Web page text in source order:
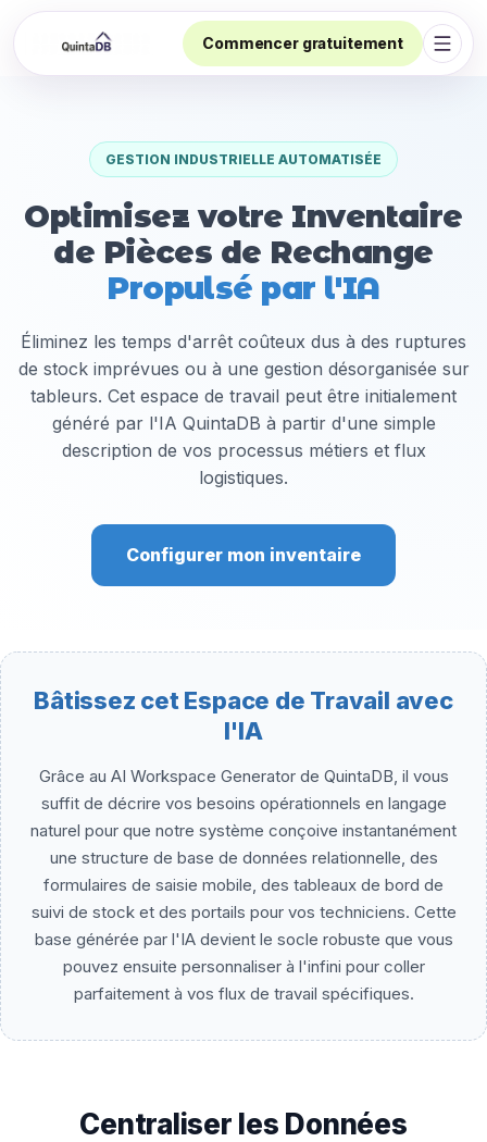
Commencer gratuitement
GESTION INDUSTRIELLE AUTOMATISÉE
Optimisez votre Inventaire
de Pièces de Rechange
Propulsé par l'IA
Éliminez les temps d'arrêt coûteux dus à des ruptures
de stock imprévues ou à une gestion désorganisée sur
tableurs. Cet espace de travail peut être initialement
généré par l'IA QuintaDB à partir d'une simple
description de vos processus métiers et flux
logistiques.
Configurer mon inventaire
Bâtissez cet Espace de Travail avec
l'IA
Grâce au AI Workspace Generator de QuintaDB, il vous
suffit de décrire vos besoins opérationnels en langage
naturel pour que notre système conçoive instantanément
une structure de base de données relationnelle, des
formulaires de saisie mobile, des tableaux de bord de
suivi de stock et des portails pour vos techniciens. Cette
base générée par l'IA devient le socle robuste que vous
pouvez ensuite personnaliser à l'infini pour coller
parfaitement à vos flux de travail spécifiques.
Centraliser les Données